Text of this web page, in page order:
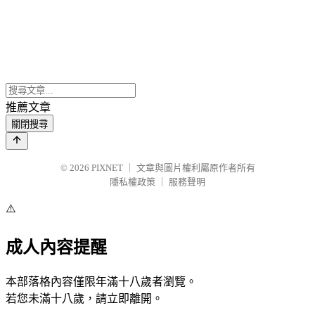
推薦文章
關閉搜尋
© 2026 PIXNET
文章與圖片權利屬原作者所有
隱私權政策
服務聲明
⚠️
成人內容提醒
本部落格內容僅限年滿十八歲者瀏覽。
若您未滿十八歲，請立即離開。